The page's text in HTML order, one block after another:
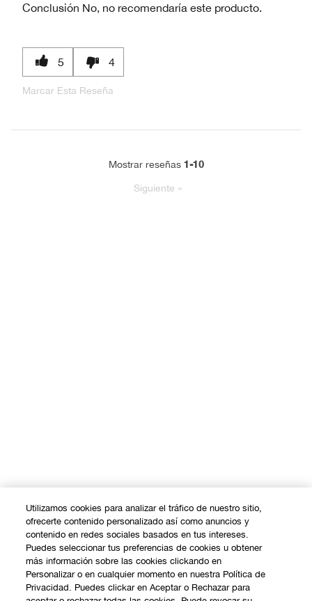
Conclusión No, no recomendaría este producto.
5 4
Marcar Esta Reseña
Mostrar reseñas 1-10
Siguiente »
Utilizamos cookies para analizar el tráfico de nuestro sitio,
ofrecerte contenido personalizado así como anuncios y
contenido en redes sociales basados en tus intereses.
Puedes seleccionar tus preferencias de cookies u obtener
más información sobre las cookies clickando en
Personalizar o en cualquier momento en nuestra Política de
Privacidad. Puedes clickar en Aceptar o Rechazar para